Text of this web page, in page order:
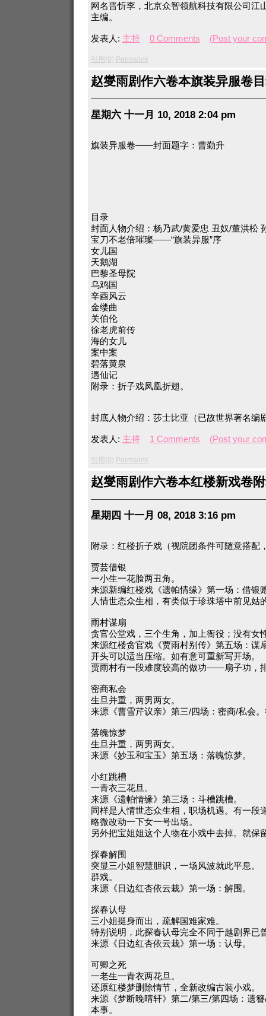
网名晋忻李，北京众智领航科技有限公司江
主编。
发表人: 主持 0 Comments (Post your
引用(0) Permalink
赵燮雨剧作六卷本旗装异服卷
星期六 十一月 10, 2018 2:04 pm
旗装异服卷——封面题字：曹勤升
目录
封面人物介绍：杨乃武/黄爱忠 丑奴/董洪松
宝刀不老倍璀璨——“旗装异服”序
女儿国
天鹅湖
巴黎圣母院
乌鸡国
辛酉风云
金缕曲
关伯伦
徐老虎前传
海的女儿
案中案
碧落黄泉
遇仙记
附录：折子戏凤凰折翅。
封底人物介绍：莎士比亚（已故世界著名编
发表人: 主持 1 Comments (Post your
引用(0) Permalink
赵燮雨剧作六卷本红楼新戏卷
星期四 十一月 08, 2018 3:16 pm
附录：红楼折子戏（视院团条件可随意搭配
贾芸借银
一小生一花脸两丑角。
来源新编红楼戏《遗帕情缘》第一场：借银
人情世态众生相，有类似于珍珠塔中前见姑
雨村谋扇
贪官公堂戏，三个生角，加上衙役；没有女
来源红楼贪官戏《贾雨村别传》第五场：谋
开头可以适当压缩。如有意可重新写开场。
贾雨村有一段难度较高的做功——扇子功，
密商私会
生旦并重，两男两女。
来源《曹雪芹议亲》第三/四场：密商/私会
落魄惊梦
生旦并重，两男两女。
来源《妙玉和宝玉》第五场：落魄惊梦。
小红跳槽
一青衣三花旦。
来源《遗帕情缘》第三场：斗槽跳槽。
同样是人情世态众生相，职场机遇。有一段
略微改动一下女一号出场。
另外把宝姐姐这个人物在小戏中去掉。就保
探春解围
突显三小姐智慧胆识，一场风波就此平息。
群戏。
来源《日边红杏依云栽》第一场：解围。
探春认母
三小姐挺身而出，疏解国难家难。
特别说明，此探春认母完全不同于越剧界已
来源《日边红杏依云栽》第一场：认母。
可卿之死
一老生一青衣两花旦。
还原红楼梦删除情节，全新改编古装小戏。
来源《梦断晚晴轩》第二/第三/第四场：遗
本事。